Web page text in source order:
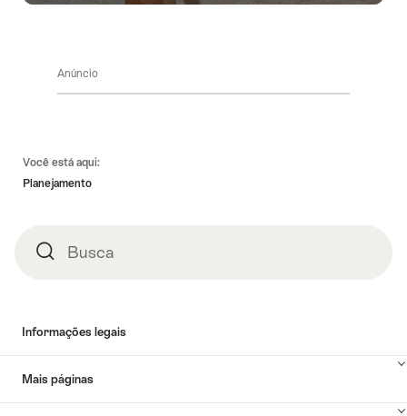
Anúncio
Você está aqui:
Planejamento
BuscaBusca
Informações legais
Mais páginas